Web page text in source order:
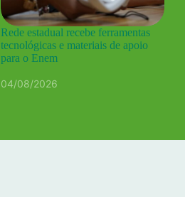
Rede estadual recebe ferramentas
tecnológicas e materiais de apoio
para o Enem
04/08/2026